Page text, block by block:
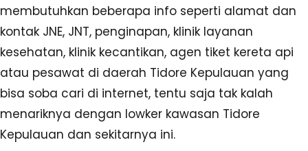
membutuhkan beberapa info seperti alamat dan
kontak JNE, JNT, penginapan, klinik layanan
kesehatan, klinik kecantikan, agen tiket kereta api
atau pesawat di daerah Tidore Kepulauan yang
bisa soba cari di internet, tentu saja tak kalah
menariknya dengan lowker kawasan Tidore
Kepulauan dan sekitarnya ini.